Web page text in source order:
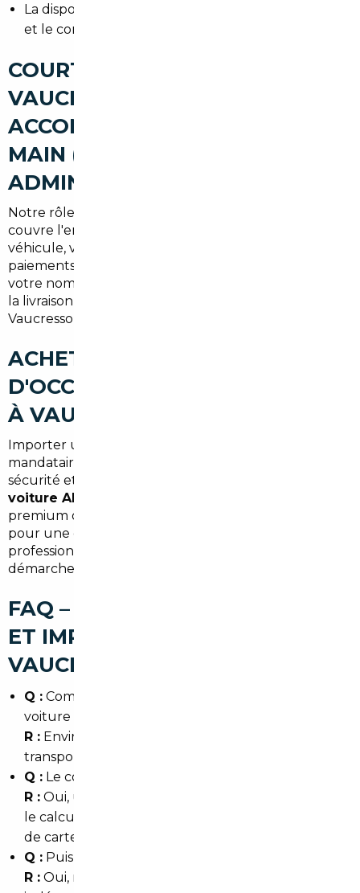
La disponibilité des documents pour la carte grise
et le contrôle technique si >4 ans.
COURTIER AUTOMOBILE
VAUCRESSON : UN
ACCOMPAGNEMENT CLÉ EN
MAIN (RECHERCHE,
ADMINISTRATIF, LIVRAISON)
Notre rôle de
couvre l'ensemble des étapes : identification du
véhicule, vérifications techniques, gestion des
paiements, transport sécurisé et immatriculation à
votre nom en Hauts-de-Seine. Nous proposons aussi
la livraison à domicile pour les résidents de
Vaucresson et communes voisines.
ACHETER UNE VOITURE
D'OCCASION AU MEILLEUR PRIX
À VAUCRESSON (SYNTHÈSE)
Importer une voiture via un courtier ou un
mandataire local permet de combiner économies,
sécurité et gain de temps. Que vous visiez un
voiture Allemagne Vaucresson
premium ou une
pour une citadine économique, l'accompagnement
professionnel réduit les risques et simplifie les
démarches administratives.
FAQ – COURTIER AUTOMOBILE
ET IMPORT DE VOITURE À
VAUCRESSON
Q : Combien de temps prend l'import d'une
voiture depuis l'Allemagne vers Vaucresson ?
R : Environ 3 à 6 semaines selon les formalités, le
transport et la disponibilité des documents.
Q : Le courtier gère-t-il la TVA et la carte grise ?
R : Oui, un courtier expérimenté prend en charge
le calcul de la TVA, le quitus fiscal et la demande
de carte grise en Île-de-France.
Q : Puis-je faire contrôler le véhicule avant achat ?
R : Oui, nous organisons des expertises